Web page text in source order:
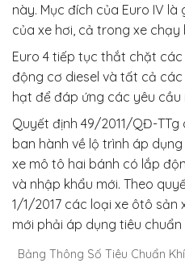
này. Mục đích của Euro IV
của xe hơi, cả trong xe
Euro 4 tiếp tục thắt chặt
động cơ diesel và tất cả
hạt để đáp ứng các yêu cầu
Quyết định 49/2011/QĐ-TTg
ban hành về lộ trình áp
xe mô tô hai bánh có lắp
và nhập khẩu mới. Theo
1/1/2017 các loại xe ôtô sản
mới phải áp dụng tiêu chuẩn
Bảng Thông Số Tiêu Chuẩn